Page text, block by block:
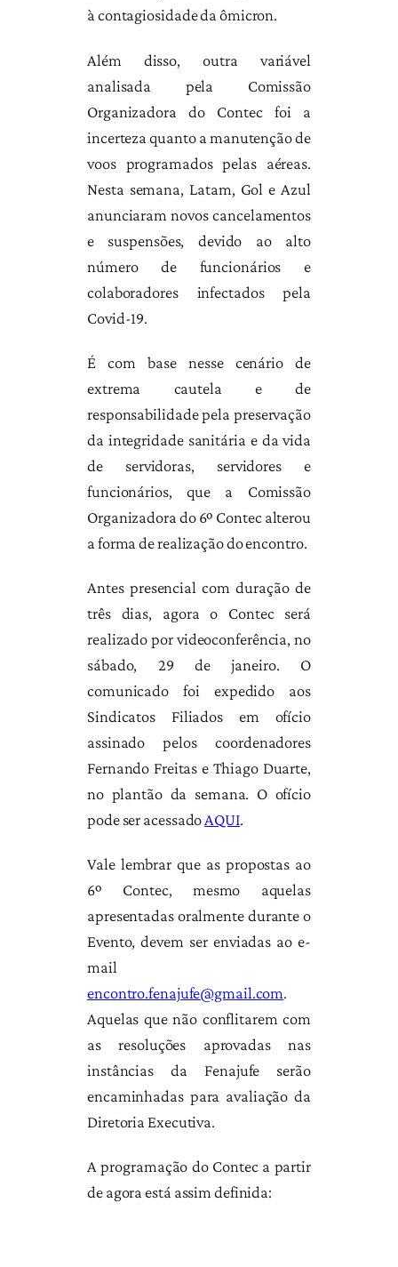
à contagiosidade da ômicron.
Além disso, outra variável
analisada pela Comissão
Organizadora do Contec foi a
incerteza quanto a manutenção de
voos programados pelas aéreas.
Nesta semana, Latam, Gol e Azul
anunciaram novos cancelamentos
e suspensões, devido ao alto
número de funcionários e
colaboradores infectados pela
Covid-19.
É com base nesse cenário de
extrema cautela e de
responsabilidade pela preservação
da integridade sanitária e da vida
de servidoras, servidores e
funcionários, que a Comissão
Organizadora do 6º Contec alterou
a forma de realização do encontro.
Antes presencial com duração de
três dias, agora o Contec será
realizado por videoconferência, no
sábado, 29 de janeiro. O
comunicado foi expedido aos
Sindicatos Filiados em ofício
assinado pelos coordenadores
Fernando Freitas e Thiago Duarte,
no plantão da semana. O ofício
pode ser acessadoAQUI.
Vale lembrar que as propostas ao
6º Contec, mesmo aquelas
apresentadas oralmente durante o
Evento, devem ser enviadas ao e-
mail
encontro.fenajufe@gmail.com.
Aquelas que não conflitarem com
as resoluções aprovadas nas
instâncias da Fenajufe serão
encaminhadas para avaliação da
Diretoria Executiva.
A programação do Contec a partir
de agora está assim definida: